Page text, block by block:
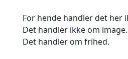
For hende handler det her
Det handler ikke om image.
Det handler om frihed.